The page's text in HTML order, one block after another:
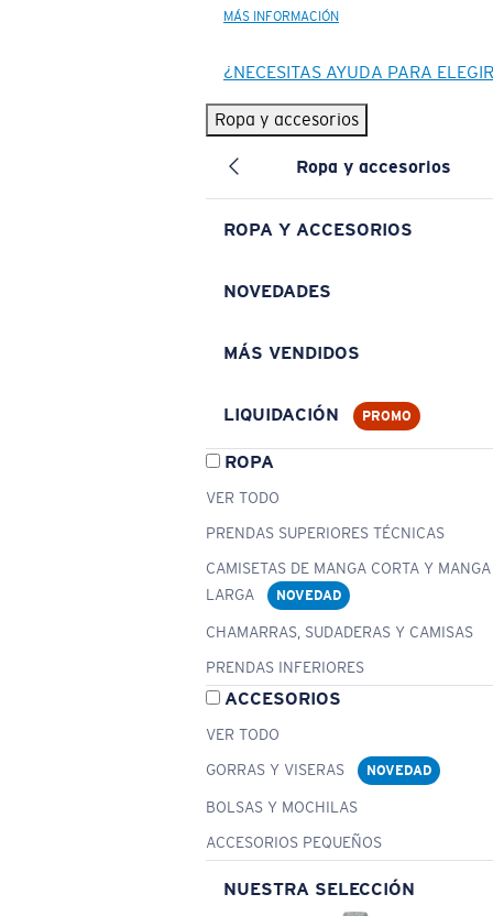
MÁS INFORMACIÓN
¿NECESITAS AYUDA PARA
Ropa y accesorios
Ropa y accesorios
ROPA Y ACCESORIOS
NOVEDADES
MÁS VENDIDOS
LIQUIDACIÓN PROMO
ROPA
VER TODO
PRENDAS SUPERIORES TÉCNICAS
CAMISETAS DE MANGA CORTA Y MANGA
LARGA
NOVEDAD
CHAMARRAS, SUDADERAS Y CAMISAS
PRENDAS INFERIORES
ACCESORIOS
VER TODO
GORRAS Y VISERAS
NOVEDAD
BOLSAS Y MOCHILAS
ACCESORIOS PEQUEÑOS
NUESTRA SELECCIÓN